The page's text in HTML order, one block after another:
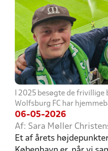
I 2025 besøgte de
Wolfsburg FC har
06-05-2026
Af: Sara Møller
Et af årets